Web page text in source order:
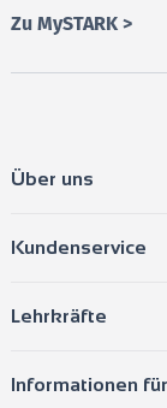
Verständlich
Theorien
Mathe-Abitur
mit diesem
durch und
Zu MySTARK >
Über uns
Kundenservice
Lehrkräfte
Informationen